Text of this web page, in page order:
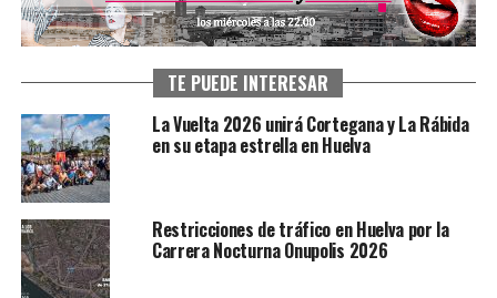
TE PUEDE INTERESAR
La Vuelta 2026 unirá Cortegana y La Rábida
en su etapa estrella en Huelva
Restricciones de tráfico en Huelva por la
Carrera Nocturna Onupolis 2026